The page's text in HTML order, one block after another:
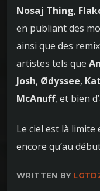
Nosaj Thing,
en publiant des
ainsi que des
artistes tels que
Josh, Ødyssee,
McAnuff, et bien
Le ciel est là
encore qu’au
WRITTEN BY